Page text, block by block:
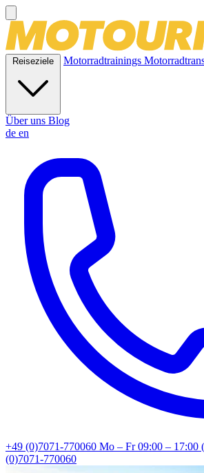
Reiseziele Motorradtrainings
Über uns Blog
de en
+49 (0)7071-770060 Mo – Fr 09:00 – 17:00
(0)7071-770060